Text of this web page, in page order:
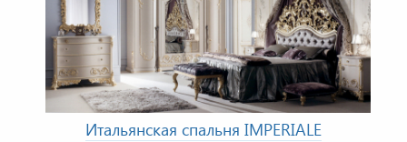
Итальянская спальня IMPERIALE